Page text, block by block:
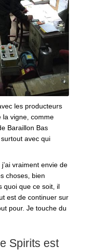
les producteurs
la vigne, comme
Baraillon Bas
avec qui
j’ai vraiment envie de
choses, bien
quoi que ce soit, il
est de continuer sur
pour. Je touche du
Spirits est